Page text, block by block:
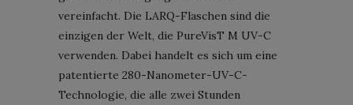
vereinfacht. Die LARQ-Flaschen sind die
einzigen der Welt, die PureVisT M UV-C
verwenden. Dabei handelt es sich um eine
patentierte 280-Nanometer-UV-C-
Technologie, die alle zwei Stunden